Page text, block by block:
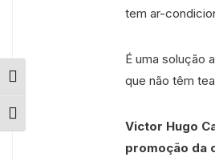
Alternar alto contraste
Alternar tamanho da fonte
tem ar-
É uma solução
que não têm
Victor Hugo
promoção da